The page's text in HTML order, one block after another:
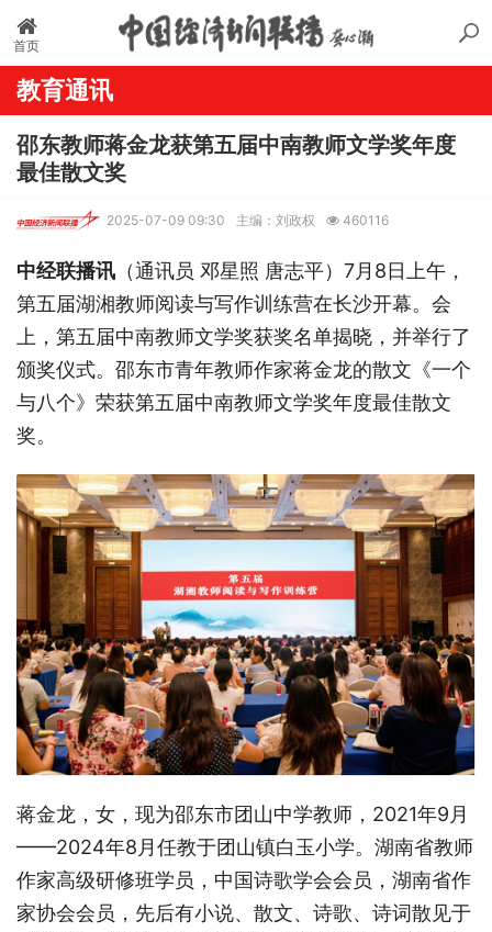
首页
教育通讯
邵东教师蒋金龙获第五届中南教师文学奖年度
最佳散文奖
2025-07-09 09:30 主编：刘政权 460116
中经联播讯 （通讯员 邓星照 唐志平） 7月8日上午，
第五届湖湘教师阅读与写作训练营在长沙开幕。会
上，第五届中南教师文学奖获奖名单揭晓，并举行了
颁奖仪式。邵东市青年教师作家蒋金龙的散文《一个
与八个》荣获第五届中南教师文学奖年度最佳散文
奖。
蒋金龙，女，现为邵东市团山中学教师，2021年9月
——2024年8月任教于团山镇白玉小学。湖南省教师
作家高级研修班学员，中国诗歌学会会员，湖南省作
家协会会员，先后有小说、散文、诗歌、诗词散见于